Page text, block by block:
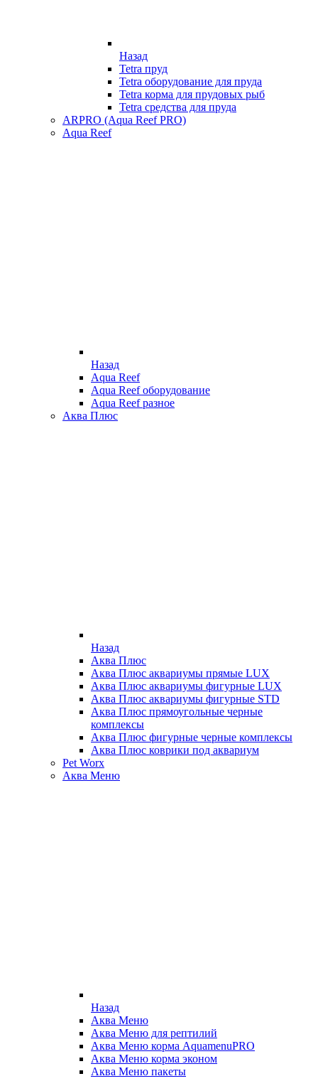
Назад
Tetra пруд
Tetra оборудование для пруда
Tetra корма для прудовых рыб
Tetra средства для пруда
ARPRO (Aqua Reef PRO)
Aqua Reef
Назад
Aqua Reef
Aqua Reef оборудование
Aqua Reef разное
Аква Плюс
Назад
Аква Плюс
Аква Плюс аквариумы прямые LUX
Аква Плюс аквариумы фигурные LUX
Аква Плюс аквариумы фигурные STD
Аква Плюс прямоугольные черные
комплексы
Аква Плюс фигурные черные комплексы
Аква Плюс коврики под аквариум
Pet Worx
Аква Меню
Назад
Аква Меню
Аква Меню для рептилий
Аква Меню корма AquamenuPRO
Аква Меню корма эконом
Аква Меню пакеты